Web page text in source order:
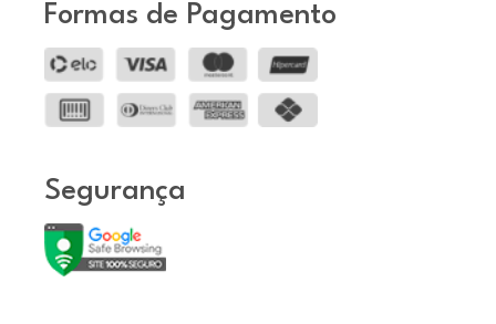
Formas de Pagamento
Segurança